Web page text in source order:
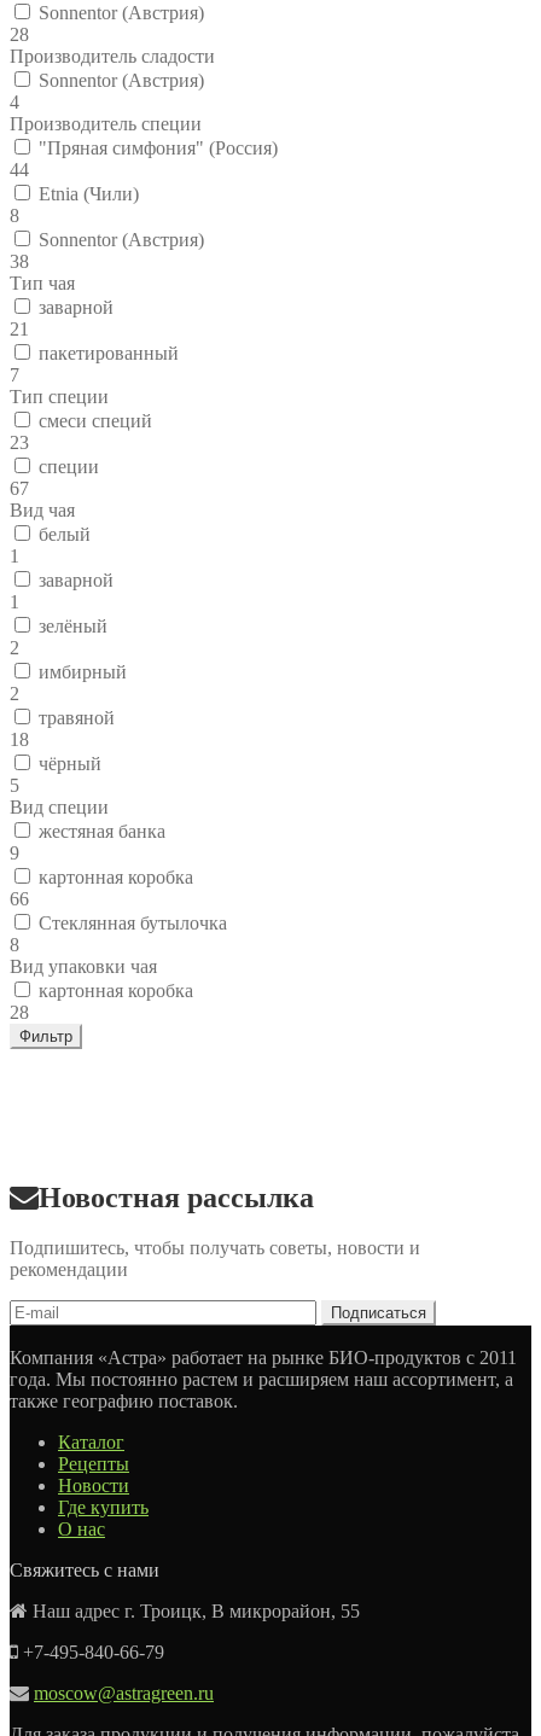
Sonnentor (Австрия)
28
Производитель сладости
Sonnentor (Австрия)
4
Производитель специи
"Пряная симфония" (Россия)
44
Etnia (Чили)
8
Sonnentor (Австрия)
38
Тип чая
заварной
21
пакетированный
7
Тип специи
смеси специй
23
специи
67
Вид чая
белый
1
заварной
1
зелёный
2
имбирный
2
травяной
18
чёрный
5
Вид специи
жестяная банка
9
картонная коробка
66
Стеклянная бутылочка
8
Вид упаковки чая
картонная коробка
28
Фильтр
Новостная рассылка
Подпишитесь, чтобы получать советы, новости и
рекомендации
Компания «Астра» работает на рынке БИО-продуктов с 2011
года. Мы постоянно растем и расширяем наш ассортимент, а
также географию поставок.
Каталог
Рецепты
Новости
Где купить
О нас
Свяжитесь с нами
Наш адрес г. Троицк, В микрорайон, 55
+7-495-840-66-79
moscow@astragreen.ru